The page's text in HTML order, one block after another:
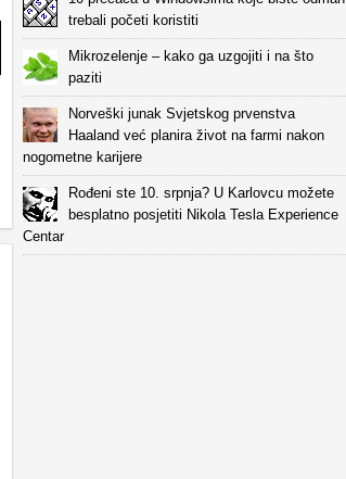
trebali početi koristiti
Mikrozelenje – kako ga uzgojiti i na što
paziti
Norveški junak Svjetskog prvenstva
Haaland već planira život na farmi nakon
nogometne karijere
Rođeni ste 10. srpnja? U Karlovcu možete
besplatno posjetiti Nikola Tesla Experience
Centar